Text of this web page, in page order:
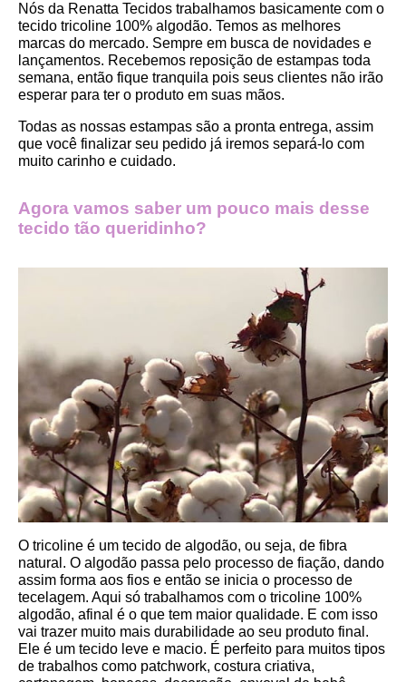
Nós da Renatta Tecidos trabalhamos basicamente com o
tecido tricoline 100% algodão. Temos as melhores
marcas do mercado. Sempre em busca de novidades e
lançamentos. Recebemos reposição de estampas toda
semana, então fique tranquila pois seus clientes não irão
esperar para ter o produto em suas mãos.
Todas as nossas estampas são a pronta entrega, assim
que você finalizar seu pedido já iremos separá-lo com
muito carinho e cuidado.
Agora vamos saber um pouco mais desse
tecido tão queridinho?
O tricoline é um tecido de algodão, ou seja, de fibra
natural. O algodão passa pelo processo de fiação, dando
assim forma aos fios e então se inicia o processo de
tecelagem. Aqui só trabalhamos com o tricoline 100%
algodão, afinal é o que tem maior qualidade. E com isso
vai trazer muito mais durabilidade ao seu produto final.
Ele é um tecido leve e macio. É perfeito para muitos tipos
de trabalhos como patchwork, costura criativa,